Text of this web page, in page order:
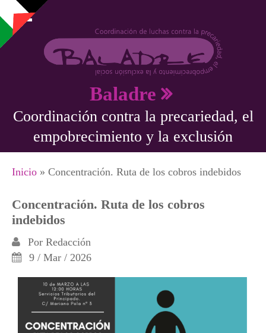
Pasar al contenido principal
Baladre
Coordinación contra la precariedad, el
empobrecimiento y la exclusión
Se encuentra usted aquí
Inicio » Concentración. Ruta de los cobros indebidos
Concentración. Ruta de los cobros
indebidos
Por Redacción
9 / Mar / 2026